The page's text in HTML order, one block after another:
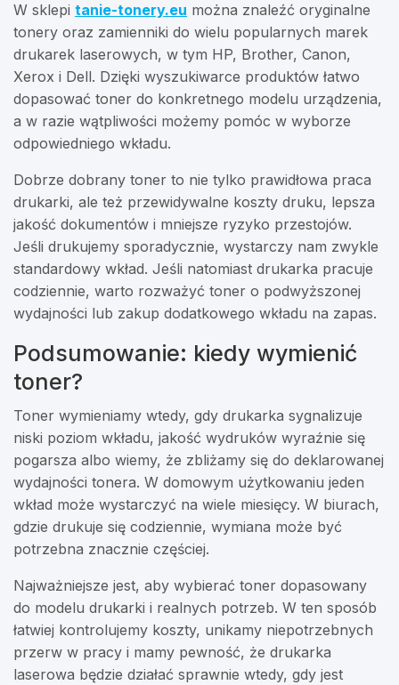
W sklepi tanie-tonery.eu można znaleźć oryginalne
tonery oraz zamienniki do wielu popularnych marek
drukarek laserowych, w tym HP, Brother, Canon,
Xerox i Dell. Dzięki wyszukiwarce produktów łatwo
dopasować toner do konkretnego modelu urządzenia,
a w razie wątpliwości możemy pomóc w wyborze
odpowiedniego wkładu.
Dobrze dobrany toner to nie tylko prawidłowa praca
drukarki, ale też przewidywalne koszty druku, lepsza
jakość dokumentów i mniejsze ryzyko przestojów.
Jeśli drukujemy sporadycznie, wystarczy nam zwykle
standardowy wkład. Jeśli natomiast drukarka pracuje
codziennie, warto rozważyć toner o podwyższonej
wydajności lub zakup dodatkowego wkładu na zapas.
Podsumowanie: kiedy wymienić
toner?
Toner wymieniamy wtedy, gdy drukarka sygnalizuje
niski poziom wkładu, jakość wydruków wyraźnie się
pogarsza albo wiemy, że zbliżamy się do deklarowanej
wydajności tonera. W domowym użytkowaniu jeden
wkład może wystarczyć na wiele miesięcy. W biurach,
gdzie drukuje się codziennie, wymiana może być
potrzebna znacznie częściej.
Najważniejsze jest, aby wybierać toner dopasowany
do modelu drukarki i realnych potrzeb. W ten sposób
łatwiej kontrolujemy koszty, unikamy niepotrzebnych
przerw w pracy i mamy pewność, że drukarka
laserowa będzie działać sprawnie wtedy, gdy jest